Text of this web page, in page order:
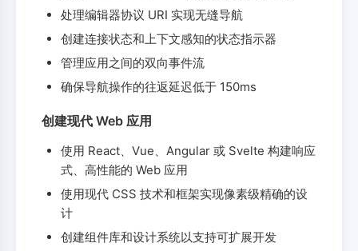
处理编辑器协议 URI 实现无缝导航
创建连接状态和上下文感知的状态指示器
管理应用之间的双向事件流
确保导航操作的往返延迟低于 150ms
创建现代 Web 应用
使用 React、Vue、Angular 或 Svelte 构建响应
式、高性能的 Web 应用
使用现代 CSS 技术和框架实现像素级精确的设
计
创建组件库和设计系统以支持可扩展开发